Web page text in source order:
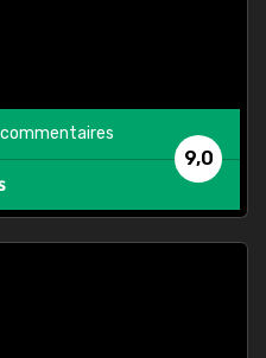
9,0
commentaires